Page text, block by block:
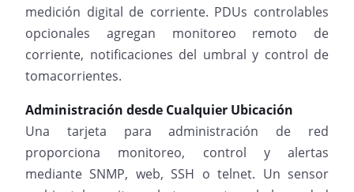
medición digital de corriente. PDUs controlables
opcionales agregan monitoreo remoto de
corriente, notificaciones del umbral y control de
tomacorrientes.
Administración desde Cualquier Ubicación
Una tarjeta para administración de red
proporciona monitoreo, control y alertas
mediante SNMP, web, SSH o telnet. Un sensor